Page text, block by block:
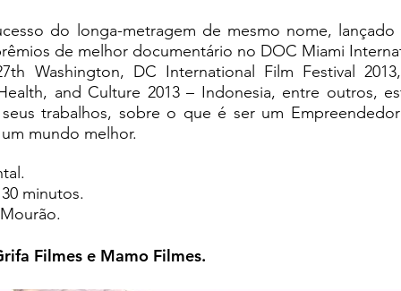
do longa-metragem de mesmo nome,
de melhor documentário no DOC Miami
Washington, DC International Film Festival
and Culture 2013 – Indonesia, entre outros,
trabalhos, sobre o que é ser um
mundo melhor.
minutos.
Filmes e Mamo Filmes.